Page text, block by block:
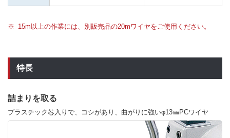
15m以上の作業には、別販売品の20mワイヤをご使用ください。
特長
詰まりを取る
プラスチック芯入りで、コシがあり、曲がりに強いφ13㎜PCワイヤ